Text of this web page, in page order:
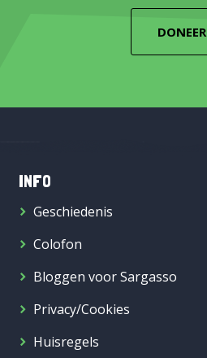
DONEER
INFO
Geschiedenis
Colofon
Bloggen voor Sargasso
Privacy/Cookies
Huisregels